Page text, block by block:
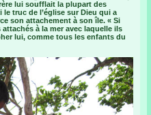
lui soufflait la plupart des
truc de l’église sur Dieu qui a
son attachement à son île. « Si
à la mer avec laquelle ils
lui, comme tous les enfants du